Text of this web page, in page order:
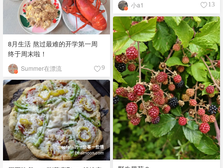
小a1 13
8月生活 熬过最难的开学第一周
终于周末啦！
Summer在漂流 9